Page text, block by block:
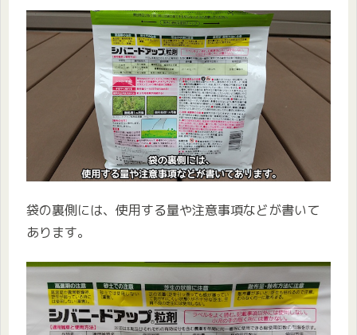
袋の裏側には、使用する量や注意事項などが書いて
あります。